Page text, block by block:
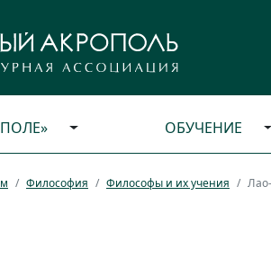
ОБУЧЕНИЕ
Философия Философы и их учения